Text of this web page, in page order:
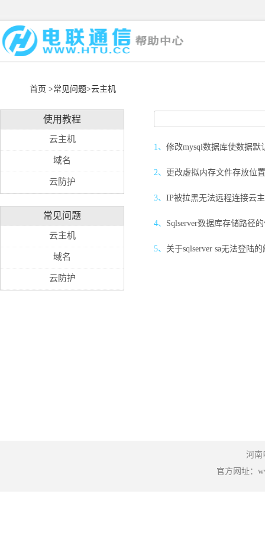
首页 >常见问题>云主机
使用教程
云主机
域名
云防护
常见问题
云主机
域名
云防护
1、 修改mysql数据库使数据默
2、 更改虚拟内存文件存放位
3、 IP被拉黑无法远程连接云
4、 Sqlserver数据库存储路径
5、 关于sqlserver sa无法登陆
河南
官方网址：